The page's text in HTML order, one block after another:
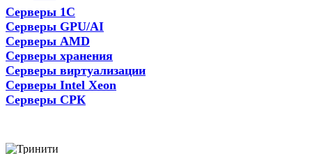
Серверы 1С
Серверы GPU/AI
Серверы AMD
Серверы хранения
Серверы виртуализации
Серверы Intel Xeon
Серверы СРК